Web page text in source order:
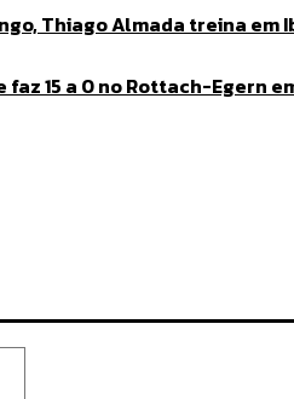
Thiago Almada treina em
15 a 0 no Rottach-Egern